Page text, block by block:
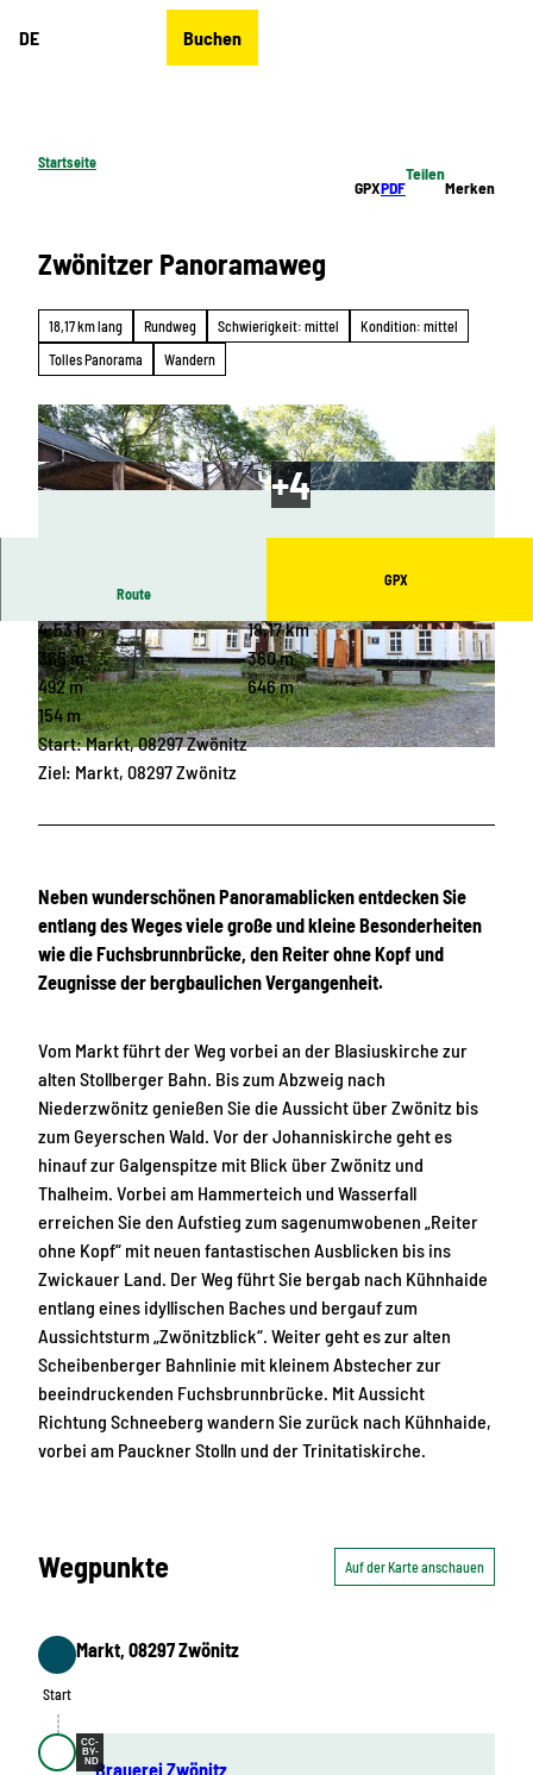
DE Buchen
Startseite
GPXPDF
Teilen
Merken
Zwönitzer Panoramaweg
18,17 km lang Rundweg Schwierigkeit: mittel
Kondition: mittel
Tolles Panorama
Wandern
© Stadt Zwönitz
© Corinna Bergelt, Greifensteinregion |
CC-BY-ND
Route
GPX
4:53 h
18,17 km
365 m
360 m
492 m
646 m
154 m
Start: Markt, 08297 Zwönitz
Ziel: Markt, 08297 Zwönitz
Neben wunderschönen Panoramablicken entdecken Sie
entlang des Weges viele große und kleine Besonderheiten
wie die Fuchsbrunnbrücke, den Reiter ohne Kopf und
Zeugnisse der bergbaulichen Vergangenheit.
Vom Markt führt der Weg vorbei an der Blasiuskirche zur
alten Stollberger Bahn. Bis zum Abzweig nach
Niederzwönitz genießen Sie die Aussicht über Zwönitz bis
zum Geyerschen Wald. Vor der Johanniskirche geht es
hinauf zur Galgenspitze mit Blick über Zwönitz und
Thalheim. Vorbei am Hammerteich und Wasserfall
erreichen Sie den Aufstieg zum sagenumwobenen „Reiter
ohne Kopf“ mit neuen fantastischen Ausblicken bis ins
Zwickauer Land. Der Weg führt Sie bergab nach Kühnhaide
entlang eines idyllischen Baches und bergauf zum
Aussichtsturm „Zwönitzblick“. Weiter geht es zur alten
Scheibenberger Bahnlinie mit kleinem Abstecher zur
beeindruckenden Fuchsbrunnbrücke. Mit Aussicht
Richtung Schneeberg wandern Sie zurück nach Kühnhaide,
vorbei am Pauckner Stolln und der Trinitatiskirche.
Wegpunkte Auf der Karte anschauen
Start
Start
Markt, 08297 Zwönitz
CC-
BY-
NDBrauerei Zwönitz